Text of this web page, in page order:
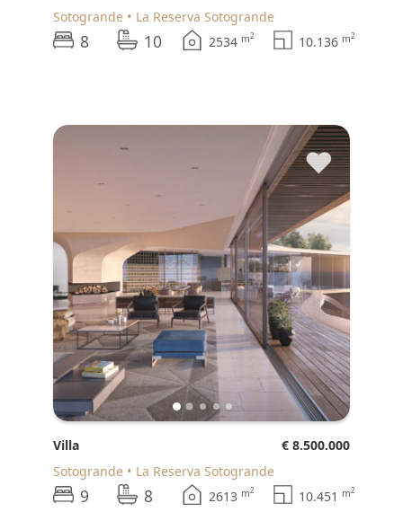
Sotogrande
La Reserva Sotogrande
8 10 2534 m2 10.136 m2
♥
Villa
€ 8.500.000
Sotogrande
La Reserva Sotogrande
9 8 2613 m2 10.451 m2